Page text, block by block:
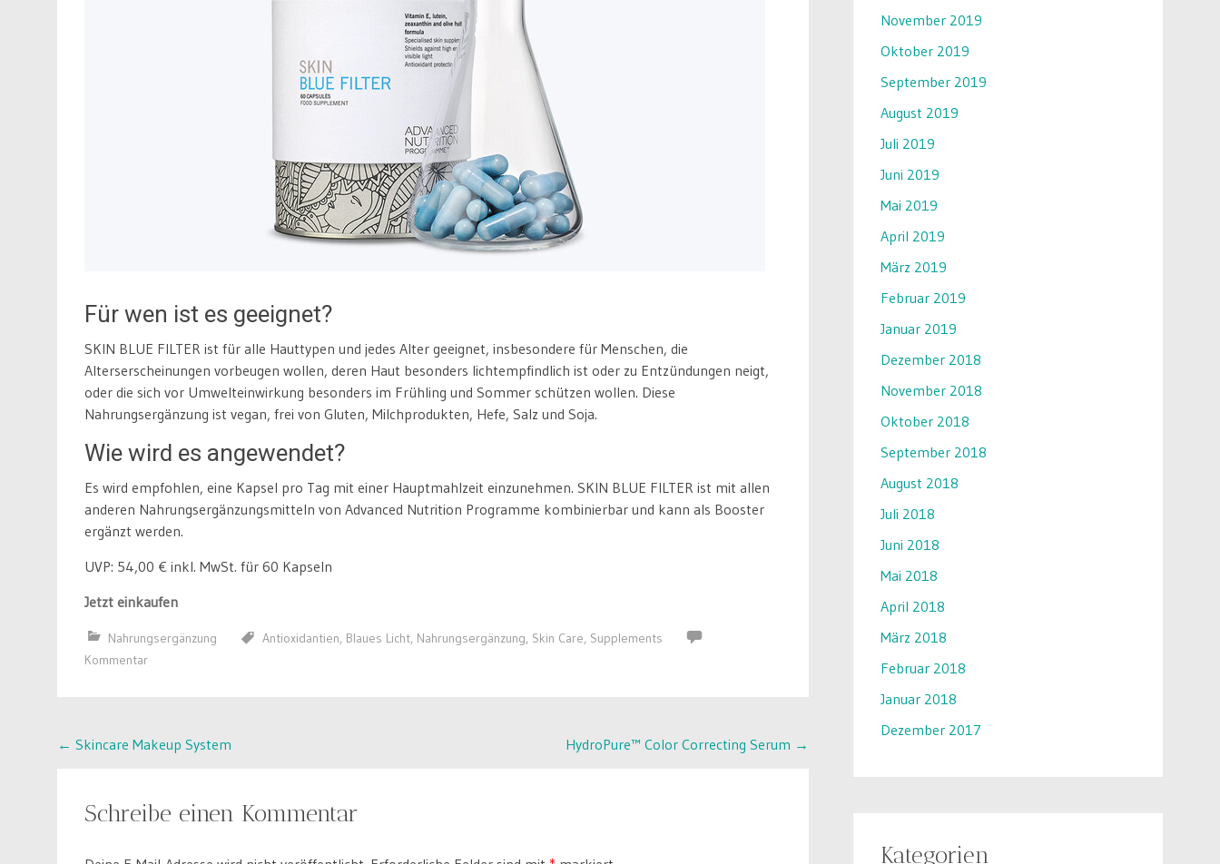
Für wen ist es geeignet?
SKIN BLUE FILTER ist für alle Hauttypen und jedes Alter geeignet, insbesondere für Menschen, die
Alterserscheinungen vorbeugen wollen, deren Haut besonders lichtempfindlich ist oder zu Entzündungen neigt,
oder die sich vor Umwelteinwirkung besonders im Frühling und Sommer schützen wollen. Diese
Nahrungsergänzung ist vegan, frei von Gluten, Milchprodukten, Hefe, Salz und Soja.
Wie wird es angewendet?
Es wird empfohlen, eine Kapsel pro Tag mit einer Hauptmahlzeit einzunehmen. SKIN BLUE FILTER ist mit allen
anderen Nahrungsergänzungsmitteln von Advanced Nutrition Programme kombinierbar und kann als Booster
ergänzt werden.
UVP: 54,00 € inkl. MwSt. für 60 Kapseln
Jetzt einkaufen
Nahrungsergänzung Antioxidantien, Blaues Licht, Nahrungsergänzung, Skin Care, Supplements
Kommentar
Post
← Skincare Makeup System HydroPure™ Color Correcting Serum →
Schreibe einen Kommentar
November 2019
Oktober 2019
September 2019
August 2019
Juli 2019
Juni 2019
Mai 2019
April 2019
März 2019
Februar 2019
Januar 2019
Dezember 2018
November 2018
Oktober 2018
September 2018
August 2018
Juli 2018
Juni 2018
Mai 2018
April 2018
März 2018
Februar 2018
Januar 2018
Dezember 2017
Kategorien